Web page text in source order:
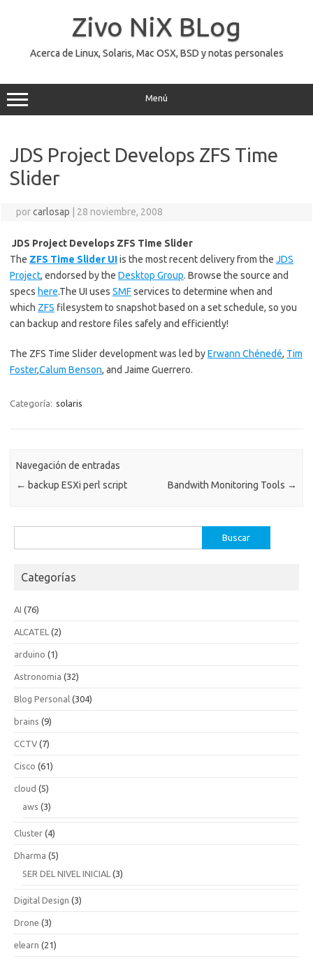
Zivo NiX BLog
Acerca de Linux, Solaris, Mac OSX, BSD y notas personales
Menú
JDS Project Develops ZFS Time
Slider
porcarlosap 28 noviembre, 2008
JDS Project Develops ZFS Time Slider
The ZFS Time Slider UIis the most recent delivery from the JDS
Project, endorsed by the Desktop Group. Browse the source and
specs here.The UI uses SMFservices to determine when and
which ZFS filesystem to snapshot based on a set schedule, so you
can backup and restore files safely and efficiently!
The ZFS Time Slider development was led byErwann Chénedé, Tim
Foster,Calum Benson, and Jaime Guerrero.
Categoría: solaris
Navegación de entradas
← backup ESXi perl script Bandwith Monitoring Tools →
Categorías
AI (76)
ALCATEL (2)
arduino (1)
Astronomia (32)
Blog Personal (304)
brains (9)
CCTV (7)
Cisco (61)
cloud (5)
aws (3)
Cluster (4)
Dharma (5)
SER DEL NIVEL INICIAL (3)
Digital Design (3)
Drone (3)
elearn (21)